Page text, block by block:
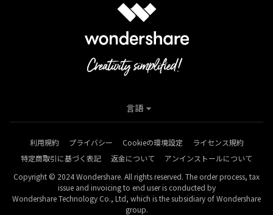
利用規約 プライバシー Cookieの環境設定
ライセンス規約
特定商取引に基づく表記
返金について
アンインストールについて
Copyright © 2024 Wondershare. All rights reserved. The order process, tax
issue and invoicing to end user is conducted by
Wondershare Technology Co., Ltd, which is the subsidiary of Wondershare
group.
言語